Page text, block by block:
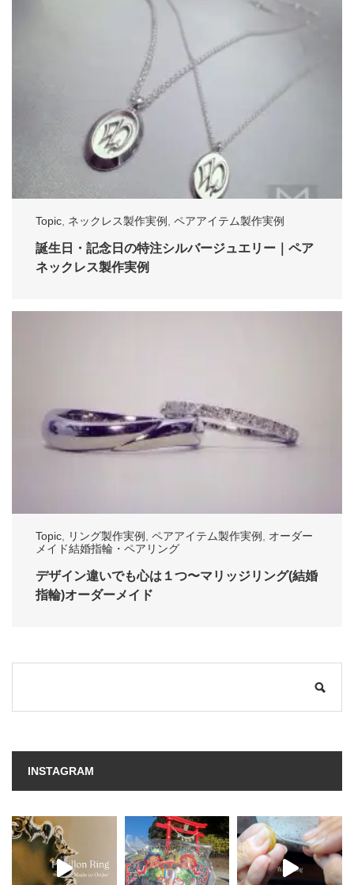
Topic, ネックレス製作実例 , ペアアイテム製作実例
誕生日・記念日の特注シルバージュエリー｜ペア
ネックレス製作実例
Topic リング製作実例 ペアアイテム製作実例
オーダー
メイド結婚指輪・ペアリング
デザイン違いでも心は１つ〜マリッジリング(結婚
指輪)オーダーメイド
INSTAGRAM